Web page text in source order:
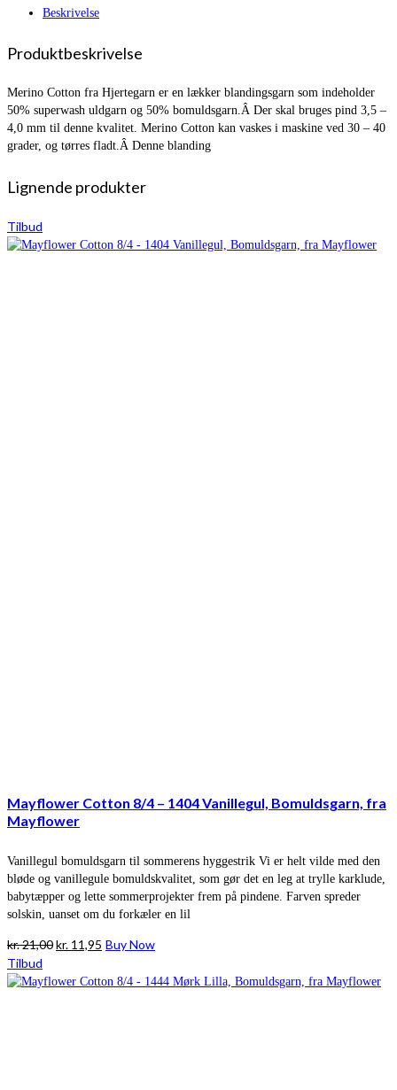
Beskrivelse
Produktbeskrivelse
Merino Cotton fra Hjertegarn er en lækker blandingsgarn som indeholder
50% superwash uldgarn og 50% bomuldsgarn.Â Der skal bruges pind 3,5 –
4,0 mm til denne kvalitet. Merino Cotton kan vaskes i maskine ved 30 – 40
grader, og tørres fladt.Â Denne blanding
Lignende produkter
Tilbud
Mayflower Cotton 8/4 – 1404 Vanillegul, Bomuldsgarn, fra
Mayflower
Vanillegul bomuldsgarn til sommerens hyggestrik Vi er helt vilde med den
bløde og vanillegule bomuldskvalitet, som gør det en leg at trylle karklude,
babytæpper og lette sommerprojekter frem på pindene. Farven spreder
solskin, uanset om du forkæler en lil
kr.21,00Den
pris
kr. 11,95 Den
pris
Buy Now
Tilbud